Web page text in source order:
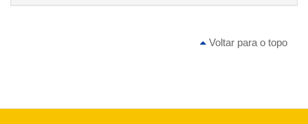
Voltar para o topo